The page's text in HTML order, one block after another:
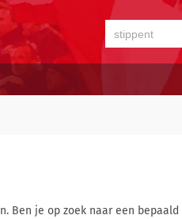
Ben je op zoek naar een